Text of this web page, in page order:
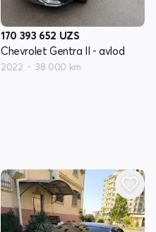
170 393 652 UZS
Chevrolet Gentra II - avlod
2022 38 000 km